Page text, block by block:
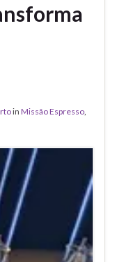
in Missão Espresso,